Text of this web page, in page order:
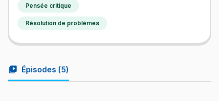
Pensée critique
Résolution de problèmes
video_library Épisodes (5)